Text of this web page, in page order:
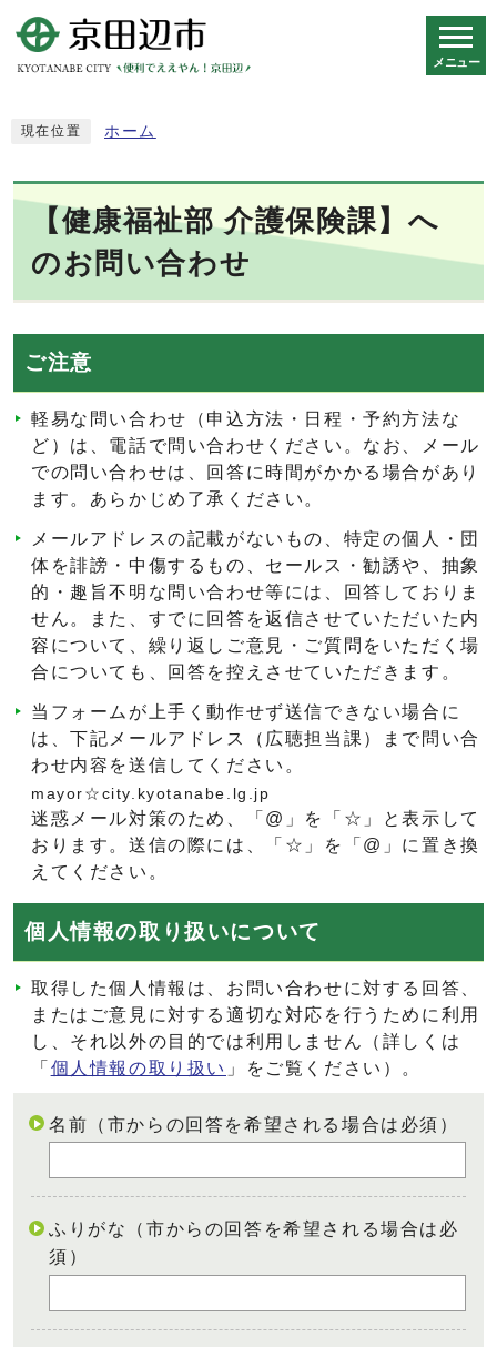
メニュー
現在位置 ホーム
【健康福祉部 介護保険課】へ
のお問い合わせ
ご注意
軽易な問い合わせ（申込方法・日程・予約方法な
ど）は、電話で問い合わせください。なお、メール
での問い合わせは、回答に時間がかかる場合があり
ます。あらかじめ了承ください。
メールアドレスの記載がないもの、特定の個人・団
体を誹謗・中傷するもの、セールス・勧誘や、抽象
的・趣旨不明な問い合わせ等には、回答しておりま
せん。また、すでに回答を返信させていただいた内
容について、繰り返しご意見・ご質問をいただく場
合についても、回答を控えさせていただきます。
当フォームが上手く動作せず送信できない場合に
は、下記メールアドレス（広聴担当課）まで問い合
わせ内容を送信してください。
mayor☆city.kyotanabe.lg.jp
迷惑メール対策のため、「@」を「☆」と表示して
おります。送信の際には、「☆」を「@」に置き換
えてください。
個人情報の取り扱いについて
取得した個人情報は、お問い合わせに対する回答、
またはご意見に対する適切な対応を行うために利用
し、それ以外の目的では利用しません（詳しくは
「 個人情報の取り扱い 」をご覧ください）。
名前（市からの回答を希望される場合は必須）
ふりがな（市からの回答を希望される場合は必
須）